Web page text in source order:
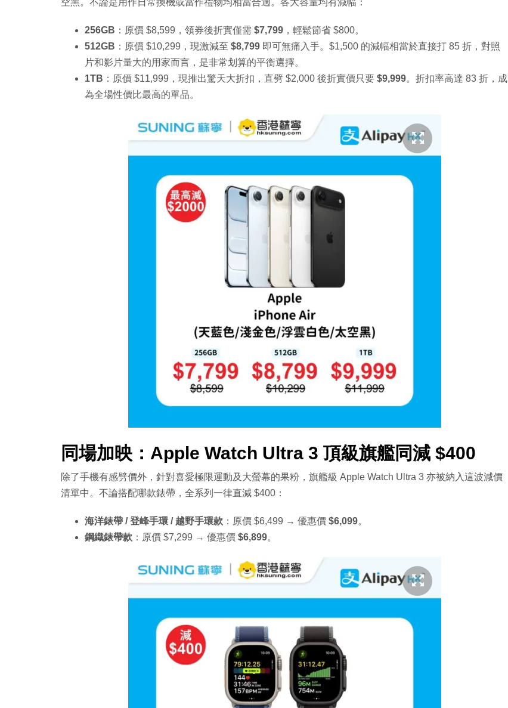
256GB ：原價 $8,599，領券後折實僅需 $7,799 ，輕鬆節省 $800。
512GB ：原價 $10,299，現激減至 $8,799 即可無痛入手。$1,500 的減幅相當於直接打 85 折，對照
片和影片量大的用家而言，是非常划算的平衡選擇。
1TB ：原價 $11,999，現推出驚天大折扣，直劈 $2,000 後折實價只要 $9,999。折扣率高達 83 折，成
為全場性價比最高的單品。
同場加映：Apple Watch Ultra 3 頂級旗艦同減 $400
除了手機有感劈價外，針對喜愛極限運動及大螢幕的果粉，旗艦級 Apple Watch Ultra 3 亦被納入這波減價
清單中。不論搭配哪款錶帶，全系列一律直減 $400：
海洋錶帶 / 登峰手環 / 越野手環款 ：原價 $6,499 → 優惠價 $6,099。
鋼織錶帶款 ：原價 $7,299 → 優惠價 $6,899。